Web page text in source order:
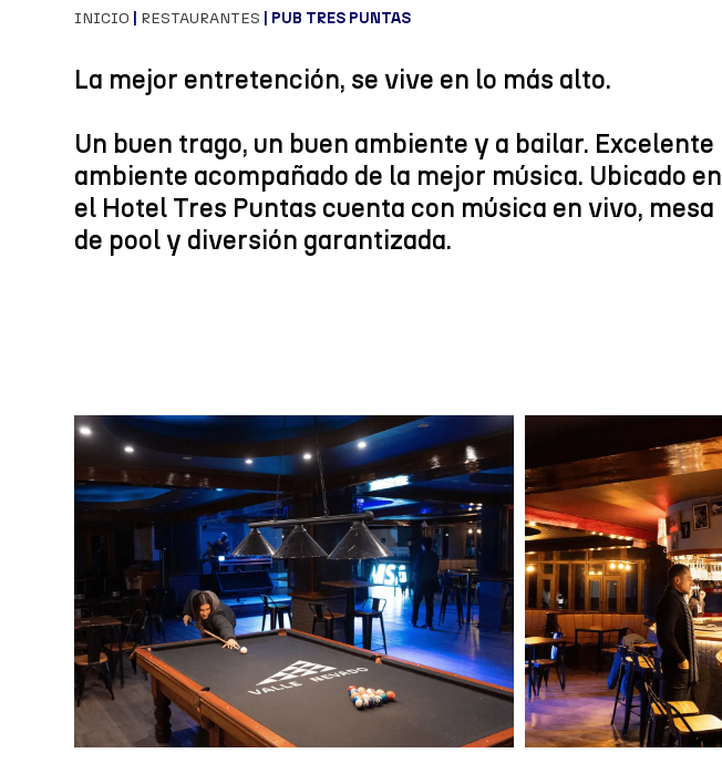
INICIO RESTAURANTES | PUB TRES PUNTAS
La mejor entretención, se vive en lo más alto.
Un buen trago, un buen ambiente y a bailar. Excelente
ambiente acompañado de la mejor música. Ubicado en
el Hotel Tres Puntas cuenta con música en vivo, mesa
de pool y diversión garantizada.